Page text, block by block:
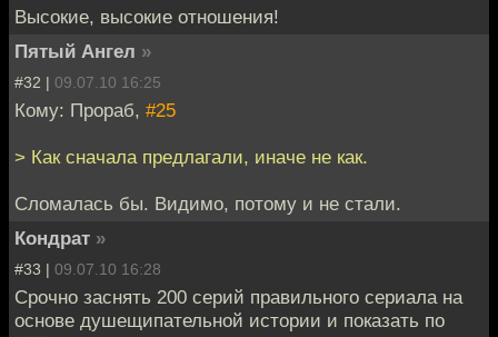
Высокие, высокие отношения!
Пятый Ангел »
#32 | 09.07.10 16:25
Кому: Прораб, #25
> Как сначала предлагали, иначе не как.
Сломалась бы. Видимо, потому и не стали.
Кондрат »
#33 | 09.07.10 16:28
Срочно заснять 200 серий правильного сериала на
основе душещипательной истории и показать по